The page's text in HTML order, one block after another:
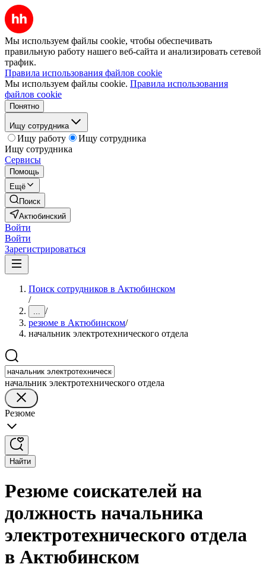
Мы используем файлы cookie, чтобы обеспечивать
правильную работу нашего веб-сайта и анализировать сетевой
трафик.
Правила использования файлов cookie
Мы используем файлы cookie. Правила использования
файлов cookie
Понятно
Ищу сотрудника
Ищу работу
Ищу сотрудника
Ищу сотрудника
Сервисы
Помощь
Ещё
Поиск
Актюбинский
Войти
Войти
Зарегистрироваться
Поиск сотрудников в Актюбинском
/
... /
резюме в Актюбинском/
начальник электротехнического отдела
начальник электротехнического отдела
Резюме
Найти
Резюме соискателей на
должность начальника
электротехнического отдела
в Актюбинском